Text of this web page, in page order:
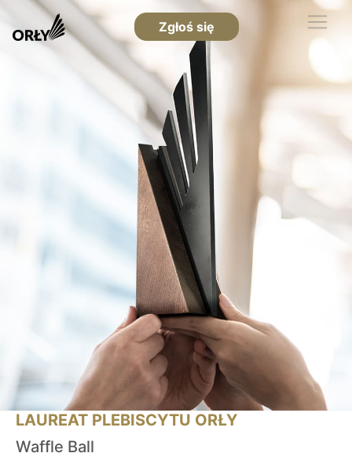
Zgłoś się
LAUREAT PLEBISCYTU ORŁY
Waffle Ball